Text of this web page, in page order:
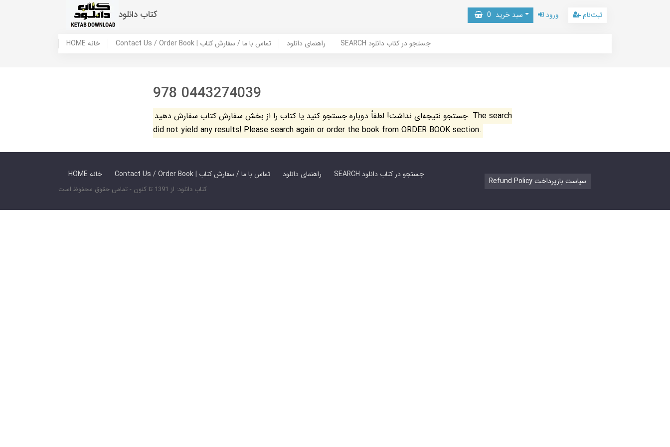
کتاب دانلود سبد خرید 0 ورود ثبت‌نام
HOME خانه Contact Us / Order Book | تماس با ما / سفارش کتاب راهنمای دانلود SEARCH جستجو در کتاب دانلود
978 0443274039
جستجو نتیجه‌ای نداشت! لطفاً دوباره جستجو کنید یا کتاب را از بخش سفارش کتاب سفارش دهید. The search
did not yield any results! Please search again or order the book from ORDER BOOK section.
HOME خانه Contact Us / Order Book | تماس با ما / سفارش کتاب راهنمای دانلود SEARCH جستجو در کتاب دانلود
کتاب دانلود: از 1391 تا کنون - تمامی حقوق محفوظ است
Refund Policy سیاست بازپرداخت